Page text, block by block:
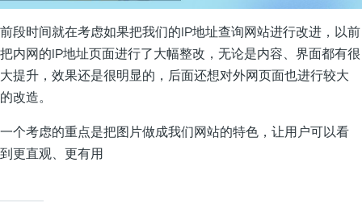
前段时间就在考虑如果把我们的IP地址查询网站进行改进，以前
把内网的IP地址页面进行了大幅整改，无论是内容、界面都有很
大提升，效果还是很明显的，后面还想对外网页面也进行较大
的改造。
一个考虑的重点是把图片做成我们网站的特色，让用户可以看
到更直观、更有用